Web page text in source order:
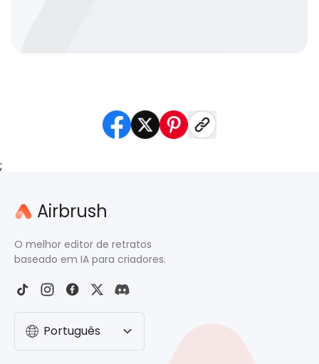
;
Airbrush
O melhor editor de retratos
baseado em IA para criadores.
Português